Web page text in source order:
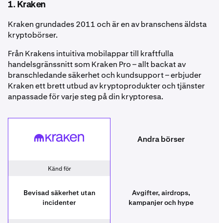
1. Kraken
Kraken grundades 2011 och är en av branschens äldsta
kryptobörser.
Från Krakens intuitiva mobilappar till kraftfulla
handelsgränssnitt som Kraken Pro – allt backat av
branschledande säkerhet och kundsupport – erbjuder
Kraken ett brett utbud av kryptoprodukter och tjänster
anpassade för varje steg på din kryptoresa.
Kraken Andra börserOther exchanges
Känd för
Bevisad säkerhet utan
incidenter
Avgifter, airdrops,
kampanjer och hype